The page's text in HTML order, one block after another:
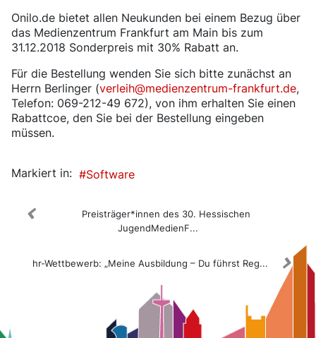
Onilo.de bietet allen Neukunden bei einem Bezug über
das Medienzentrum Frankfurt am Main bis zum
31.12.2018 Sonderpreis mit 30% Rabatt an.
Für die Bestellung wenden Sie sich bitte zunächst an
Herrn Berlinger (verleih@medienzentrum-frankfurt.de,
Telefon: 069-212-49 672), von ihm erhalten Sie einen
Rabattcoe, den Sie bei der Bestellung eingeben
müssen.
Markiert in: Software
Preisträger*innen des 30. Hessischen
JugendMedienF...
hr-Wettbewerb: „Meine Ausbildung – Du führst Reg...